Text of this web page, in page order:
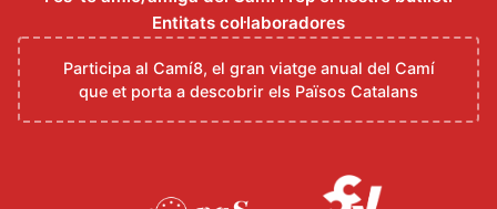
Entitats col·laboradores
Participa al Camí8, el gran viatge anual del Camí
que et porta a descobrir els Països Catalans